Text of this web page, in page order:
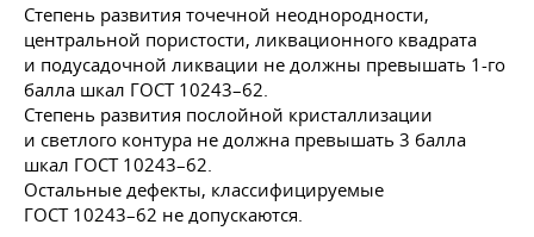
Степень развития точечной неоднородности,
центральной пористости, ликвационного квадрата
и подусадочной ликвации не должны превышать 1-го
балла шкал ГОСТ 10243–62
Степень развития послойной кристаллизации
и светлого контура не должна превышать 3 балла
шкал ГОСТ 10243–62
Остальные дефекты, классифицируемые
ГОСТ 10243–62 не допускаются.